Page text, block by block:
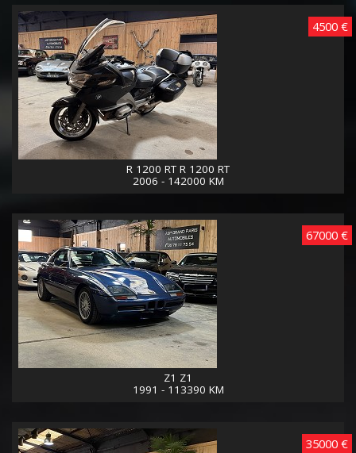
4500 €
R 1200 RT R 1200 RT
2006 - 142000 KM
67000 €
Z1 Z1
1991 - 113390 KM
35000 €